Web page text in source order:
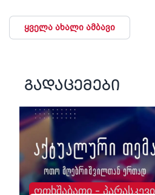
ყველა ახალი ამბავი
გადაცემები
ოთხშაბათი -